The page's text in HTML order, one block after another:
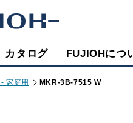
カタログ FUJIOHにつ
家庭用 MKR-3B-7515 W